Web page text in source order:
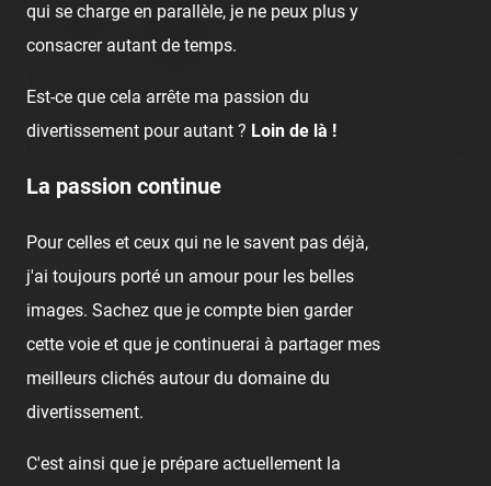
Holland ! Une joie de pouvoir retrouver Xpress, Goliath,
Lost Gravity… et Untamed.
parcs, ce n'est décidément plus pour nous… 😴
👍 24 😍 3 10
👍 Like 😍 Love 😆 Haha 👏 Bravo
🥳 Fiesta
🤮 Sick ❤️ Supportive 🙏 Thankful
qui se charge en parallèle, je ne peux plus y
consacrer autant de temps.
Est-ce que cela arrête ma passion du
divertissement pour autant ? Loin de là !
La passion continue
Pour celles et ceux qui ne le savent pas déjà,
j'ai toujours porté un amour pour les belles
images. Sachez que je compte bien garder
cette voie et que je continuerai à partager mes
meilleurs clichés autour du domaine du
divertissement.
C'est ainsi que je prépare actuellement la